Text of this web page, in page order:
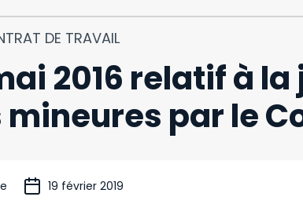
DE TRAVAIL
2016 relatif à
par le
19 février 2019